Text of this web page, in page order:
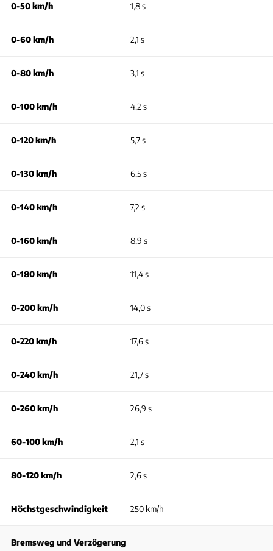
0-50 km/h 1,8 s
0-60 km/h 2,1 s
0-80 km/h 3,1 s
0-100 km/h 4,2 s
0-120 km/h 5,7 s
0-130 km/h 6,5 s
0-140 km/h 7,2 s
0-160 km/h 8,9 s
0-180 km/h 11,4 s
0-200 km/h 14,0 s
0-220 km/h 17,6 s
0-240 km/h 21,7 s
0-260 km/h 26,9 s
60-100 km/h 2,1 s
80-120 km/h 2,6 s
Höchstgeschwindigkeit 250 km/h
Bremsweg und Verzögerung